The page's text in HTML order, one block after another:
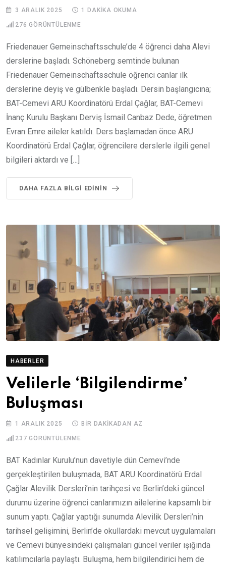
3 ARALIK 2025 1 DAKIKA OKUMA
276 GÖRÜNTÜLENME
Friedenauer Gemeinschaftsschule’de 4 öğrenci daha Alevi
derslerine başladı. Schöneberg semtinde bulunan
Friedenauer Gemeinschaftsschule öğrenci canlar ilk
derslerine deyiş ve gülbenkle başladı. Dersin başlangıcına;
BAT-Cemevi ARU Koordinatörü Erdal Çağlar, BAT-Cemevi
İnanç Kurulu Başkanı Derviş İsmail Canbaz Dede, öğretmen
Evran Emre aileler katıldı. Ders başlamadan önce ARU
Koordinatörü Erdal Çağlar, öğrencilere derslerle ilgili genel
bilgileri aktardı ve […]
DAHA FAZLA BILGI EDININ
HABERLER
Velilerle ‘Bilgilendirme’
Buluşması
1 ARALIK 2025 BIR DAKIKADAN AZ
237 GÖRÜNTÜLENME
BAT Kadınlar Kurulu’nun davetiyle dün Cemevi’nde
gerçekleştirilen buluşmada, BAT ARU Koordinatörü Erdal
Çağlar Alevilik Dersleri’nin tarihçesi ve Berlin’deki güncel
durumu üzerine öğrenci canlarımızın ailelerine kapsamlı bir
sunum yaptı. Çağlar yaptığı sunumda Alevilik Dersleri’nin
tarihsel gelişimini, Berlin’de okullardaki mevcut uygulamaları
ve Cemevi bünyesindeki çalışmaları güncel veriler ışığında
katılımcılarla paylaştı. Buluşma, hem bilgilendirici hem de